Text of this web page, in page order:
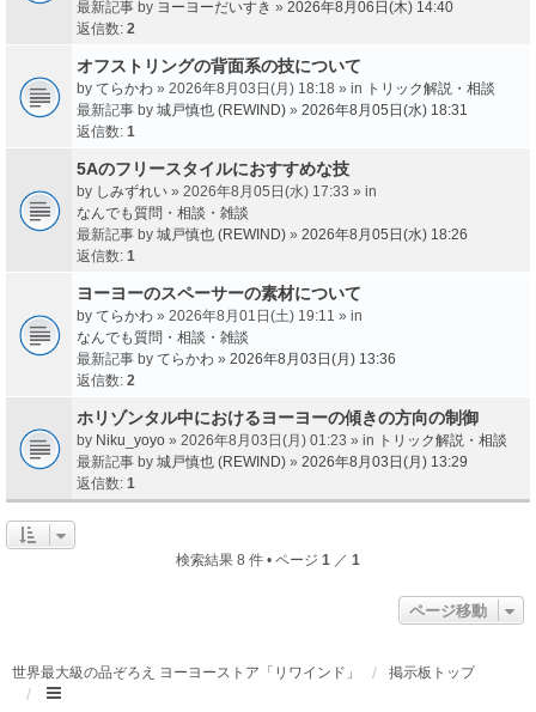
最新記事 by ヨーヨーだいすき » 2026年8月06日(木) 14:40
返信数: 2
オフストリングの背面系の技について
by てらかわ » 2026年8月03日(月) 18:18 » in トリック解説・相談
最新記事 by 城戸慎也 (REWIND) » 2026年8月05日(水) 18:31
返信数: 1
5Aのフリースタイルにおすすめな技
by しみずれい » 2026年8月05日(水) 17:33 » in
なんでも質問・相談・雑談
最新記事 by 城戸慎也 (REWIND) » 2026年8月05日(水) 18:26
返信数: 1
ヨーヨーのスペーサーの素材について
by てらかわ » 2026年8月01日(土) 19:11 » in
なんでも質問・相談・雑談
最新記事 by てらかわ » 2026年8月03日(月) 13:36
返信数: 2
ホリゾンタル中におけるヨーヨーの傾きの方向の制御
by Niku_yoyo » 2026年8月03日(月) 01:23 » in トリック解説・相談
最新記事 by 城戸慎也 (REWIND) » 2026年8月03日(月) 13:29
返信数: 1
検索結果 8 件 • ページ 1 ／ 1
ページ移動
世界最大級の品ぞろえ ヨーヨーストア「リワインド」 掲示板トップ